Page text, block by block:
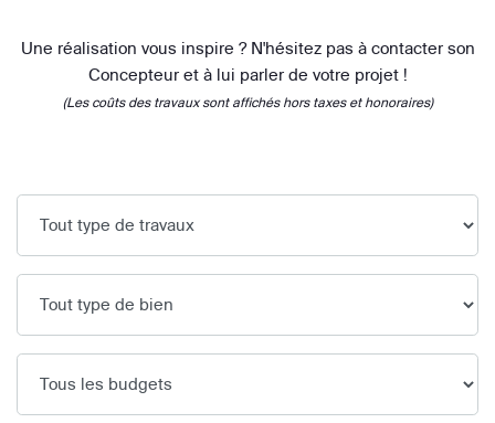
Une réalisation vous inspire ? N'hésitez pas à contacter son
Concepteur et à lui parler de votre projet !
(Les coûts des travaux sont affichés hors taxes et honoraires)